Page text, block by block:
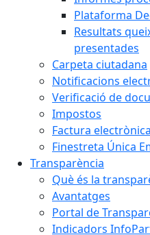
Plataforma
Resultats
presentades
Carpeta ciutadana
Notificacions
Verificació de
Impostos
Factura electrònica
Finestreta Única
Transparència
Què és la
Avantatges
Portal de
Indicadors